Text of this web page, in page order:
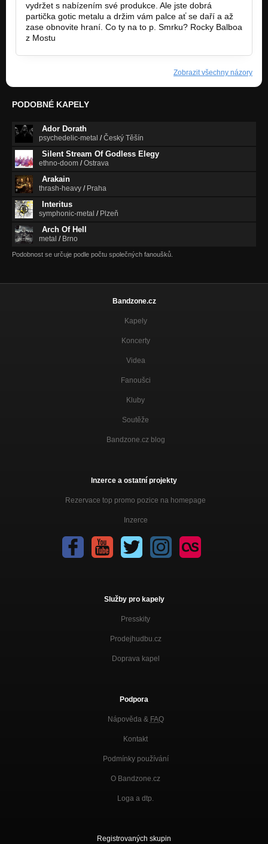
vydržet s nabízením své produkce. Ale jste dobrá
partička gotic metalu a držim vám palce ať se daří a až
zase obnovite hraní. Co ty na to p. Smrku? Rocky Balboa
z Mostu
Zobrazit všechny názory
PODOBNÉ KAPELY
Ador Dorath
psychedelic-metal /Český Těšín
Silent Stream Of Godless Elegy
ethno-doom /Ostrava
Arakain
thrash-heavy / Praha
Interitus
symphonic-metal / Plzeň
Arch Of Hell
metal / Brno
Podobnost se určuje podle počtu společných fanoušků.
Bandzone.cz
Kapely
Koncerty
Videa
Fanoušci
Kluby
Soutěže
Bandzone.cz blog
Inzerce a ostatní projekty
Rezervace top promo pozice na homepage
Inzerce
Služby pro kapely
Presskity
Prodejhudbu.cz
Doprava kapel
Podpora
Nápověda & FAQ
Kontakt
Podmínky používání
O Bandzone.cz
Loga a dtp.
Registrovaných skupin